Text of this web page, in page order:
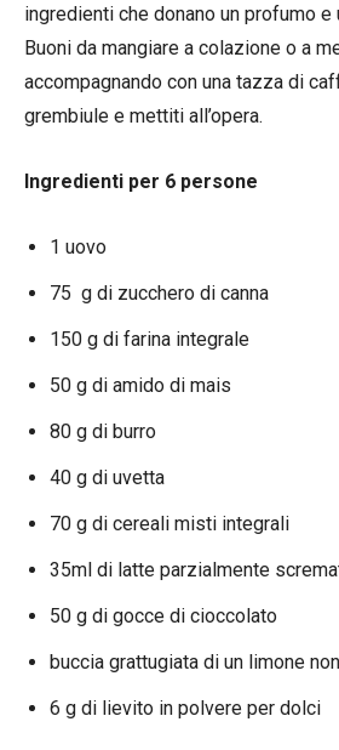
ingredienti che donano un profumo e
Buoni da mangiare a colazione o a
accompagnando con una tazza di
grembiule e mettiti all’opera.
Ingredienti per 6 persone
1 uovo
75 g di zucchero di canna
150 g di farina integrale
50 g di amido di mais
80 g di burro
40 g di uvetta
70 g di cereali misti integrali
35ml di latte parzialmente
50 g di gocce di cioccolato
buccia grattugiata di un limone
6 g di lievito in polvere per dolci